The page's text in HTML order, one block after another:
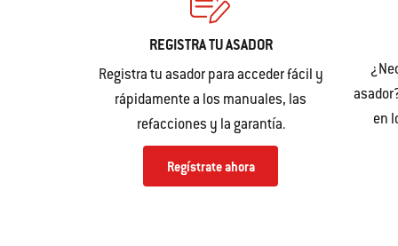
REGISTRA TU ASADOR
Registra tu asador para acceder fácil y
rápidamente a los manuales, las
refacciones y la garantía.
Regístrate ahora
en